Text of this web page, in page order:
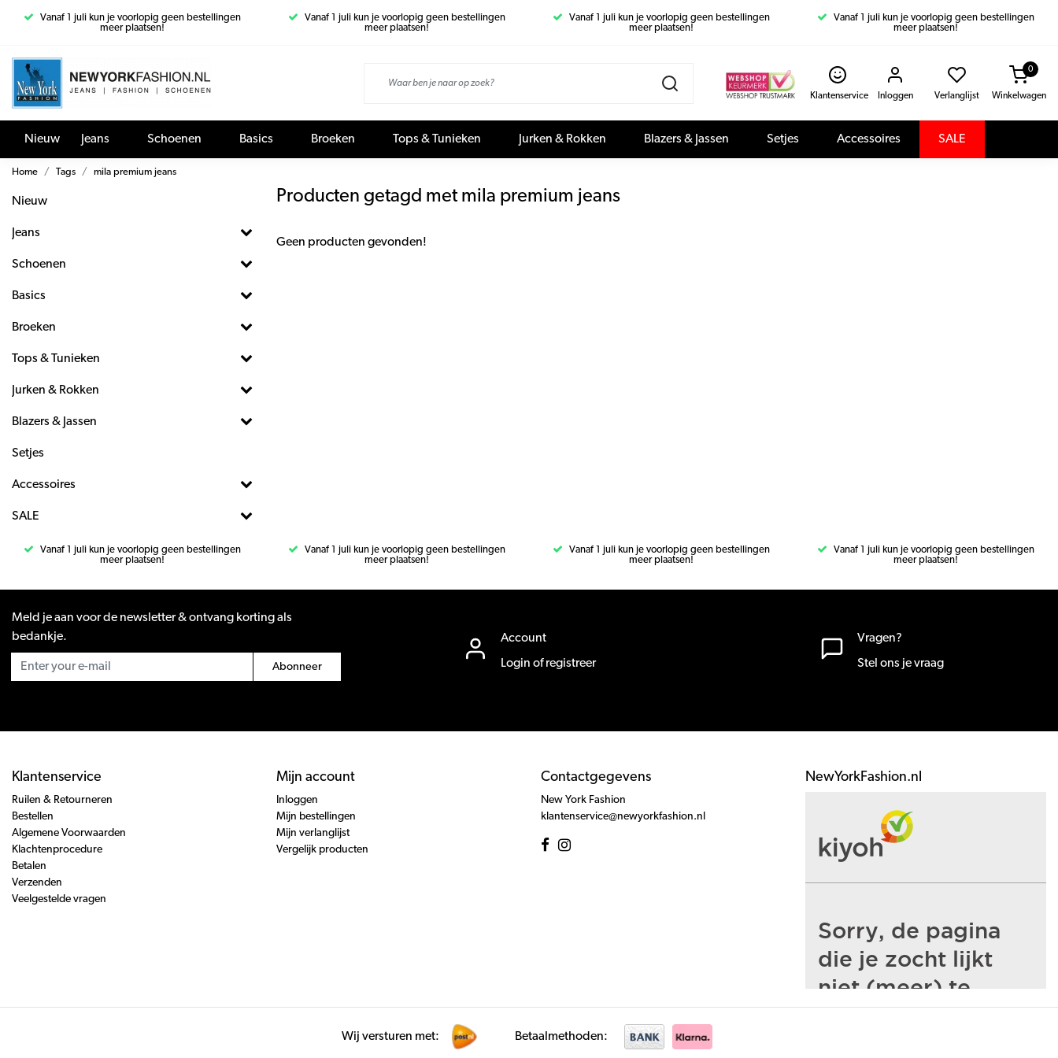
Vanaf 1 juli kun je voorlopig geen bestellingen
meer plaatsen!
Vanaf 1 juli kun je voorlopig geen bestellingen
meer plaatsen!
Vanaf 1 juli kun je voorlopig geen bestellingen
meer plaatsen!
Vanaf 1 juli kun je voorlopig geen bestellingen
meer plaatsen!
Klantenservice Inloggen Verlanglijst Winkelwagen
0
Nieuw Jeans Schoenen Basics Broeken Tops & Tunieken Jurken & Rokken Blazers & Jassen Setjes Accessoires SALE
Home Tags mila premium jeans
Nieuw
Jeans
Schoenen
Basics
Broeken
Tops & Tunieken
Jurken & Rokken
Blazers & Jassen
Setjes
Accessoires
SALE
Producten getagd met mila premium jeans
Geen producten gevonden!
Vanaf 1 juli kun je voorlopig geen bestellingen
meer plaatsen!
Vanaf 1 juli kun je voorlopig geen bestellingen
meer plaatsen!
Vanaf 1 juli kun je voorlopig geen bestellingen
meer plaatsen!
Vanaf 1 juli kun je voorlopig geen bestellingen
meer plaatsen!
Meld je aan voor de newsletter & ontvang korting als
bedankje.
Abonneer
Account
Login of registreer
Vragen?
Stel ons je vraag
Klantenservice
Ruilen & Retourneren
Bestellen
Algemene Voorwaarden
Klachtenprocedure
Betalen
Verzenden
Veelgestelde vragen
Mijn account
Inloggen
Mijn bestellingen
Mijn verlanglijst
Vergelijk producten
Contactgegevens
New York Fashion
klantenservice@newyorkfashion.nl
NewYorkFashion.nl
Wij versturen met: Betaalmethoden: